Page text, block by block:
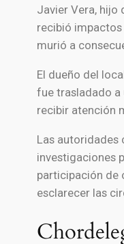
Javier Vera, hijo
recibió
murió a
El dueño del
fue trasladado a
recibir atención
Las autoridades
investigaciones
participación de
esclarecer las